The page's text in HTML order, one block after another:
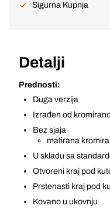
Sigurna Kupnja
Detalji
Prednosti:
Duga verzija
Izrađen od
Bez sjaja
matirana
U skladu sa
Otvoreni kraj pod
Prstenasti kraj pod
Kovano u ukovnju